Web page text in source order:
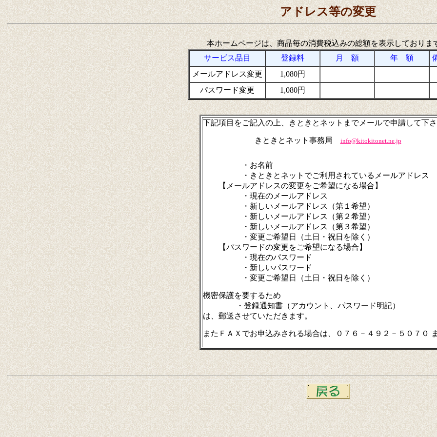
アドレス等の変更
本ホームページは、商品毎の消費税込みの総額を表示しておりま
サービス品目
登録料 月 額 年 額
メールアドレス変更
1,080円
パスワード変更
1,080円
下記項目をご記入の上、きときとネットまでメールで申請して下
きときとネット事務局 info@kitokitonet.ne.jp
・お名前
・きときとネットでご利用されているメールアドレス
【メールアドレスの変更をご希望になる場合】
・現在のメールアドレス
・新しいメールアドレス（第１希望）
・新しいメールアドレス（第２希望）
・新しいメールアドレス（第３希望）
・変更ご希望日（土日・祝日を除く）
【パスワードの変更をご希望になる場合】
・現在のパスワード
・新しいパスワード
・変更ご希望日（土日・祝日を除く）
機密保護を要するため
・登録通知書（アカウント、パスワード明記）
は、郵送させていただきます。
またＦＡＸでお申込みされる場合は、０７６－４９２－５０７０